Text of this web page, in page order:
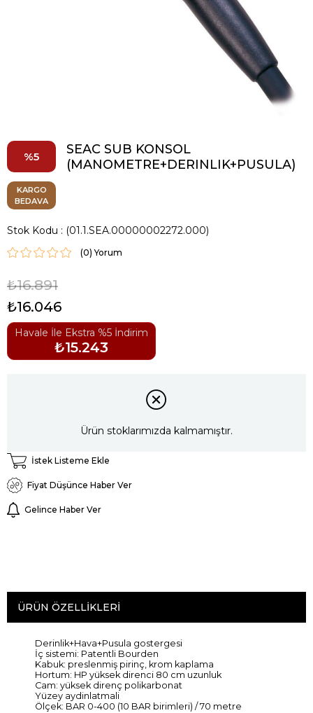
5
SEAC SUB KONSOL
(MANOMETRE+DERINLIK+PUSULA)
KARGO
BEDAVA
Stok Kodu (01.1.SEA.00000002272.000)
(0)
₺16.891
₺16.046
Havale İle Ekstra %5 İndirim
₺15.243
Ürün stoklarımızda kalmamıştır.
İstek Listeme Ekle
Fiyat Düşünce Haber Ver
Gelince Haber Ver
ÜRÜN ÖZELLIKLERI
Derinlik+Hava+Pusula gostergesi
İç sistemi: Patentli Bourden
Kabuk: preslenmiş pirinç, krom kaplama
Hortum: HP yüksek direnci 80 cm uzunluk
Cam: yüksek direnç polikarbonat
Yüzey aydinlatmali
Ölçek: BAR 0-400 (10 BAR birimleri) / 70 metre